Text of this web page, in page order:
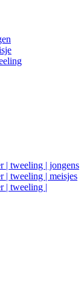
| tweeling | jongens
| tweeling | meisjes
| tweeling |